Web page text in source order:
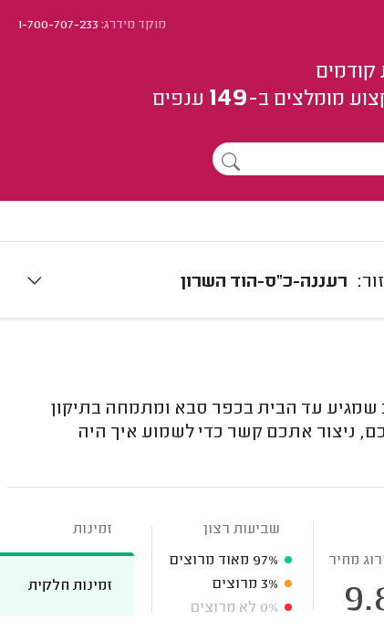
מוקד מידרג:1-700-707-233
קודמים
מומלצים ב-149 ענפים
רעננה-כ"ס-הוד השרון
עד הבית בכפר סבא ומתמחה בתיקון
ניצור אתכם קשר כדי לשמוע איך היה
מחיר
שביעות רצון
97% מאוד מרוצים
3% מרוצים
0% לא מרוצים
זמינות
זמינות חלקית